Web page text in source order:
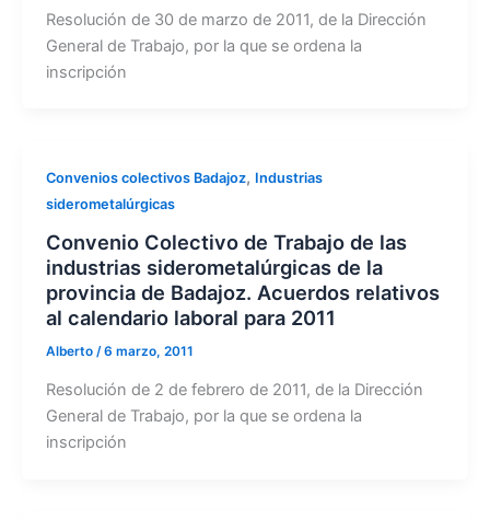
Resolución de 30 de marzo de 2011, de la Dirección
General de Trabajo, por la que se ordena la
inscripción
Convenios colectivos Badajoz, Industrias
siderometalúrgicas
Convenio Colectivo de Trabajo de las
industrias siderometalúrgicas de la
provincia de Badajoz. Acuerdos relativos
al calendario laboral para 2011
Alberto /6 marzo, 2011
Resolución de 2 de febrero de 2011, de la Dirección
General de Trabajo, por la que se ordena la
inscripción